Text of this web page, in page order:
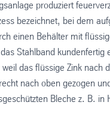
produziert
bezeichnet, bei dem
einen Behälter mit
Stahlband
weil das flüssige Zink
nach oben gezogen
Bleche z. B.